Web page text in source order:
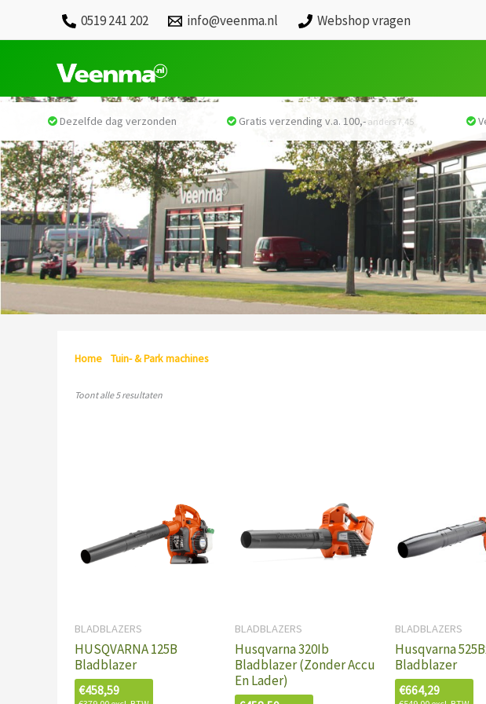
0519 241 202 info@veenma.nl Webshop vragen
Home/ Tuin- & Park machines/ BLADBLAZERS
Toont alle 5 resultaten
BLADBLAZERS
HUSQVARNA 125B
Bladblazer
€458,59
BLADBLAZERS
Husqvarna 320Ib
Bladblazer (Zonder Accu
En Lader)
BLADBLAZERS
Husqvarna
Bladblazer
€664,29
Dezelfde dag verzonden Gratis verzending v.a. 100,-anders 7,45